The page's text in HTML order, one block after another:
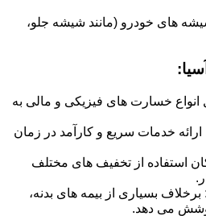
های خودرو (مانند شیشه جلو،
خسارت های فیزیکی و مالی به
ارائه خدمات سریع و کارآمد در زمان
استفاده از تخفیف های مختلف
برخلاف بسیاری از بیمه های بدنه،
می دهد.